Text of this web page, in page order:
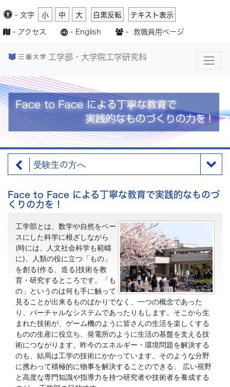
- 文字 小 中 大 白黒反転 テキスト表示
- アクセス - English - 教職員用ページ
工学部・大学院工学研究科
受験生の方へ
Face to Face による丁寧な教育で実践的なものづ
くりの力を！
工学部とは、数学や自然をベー
スにした科学に根ざしながら
(時には、人文社会科学も範疇
に)、人類の役に立つ「もの」
を創る(作る、造る)技術を教
育・研究するところです。「も
の」というのは何も手に触って
見ることが出来るものばかりでなく、一つの概念であった
り、バーチャルなシステムであったりもします。そこから生
まれた技術が、ゲーム機のように皆さんの生活を楽しくする
ものの生産に役立ち、発電所のように生活の基盤を支える技
術につながります。昨今のエネルギー・環境問題を解決する
のも、結局は工学の技術にかかっています。そのような分野
に携わって積極的に物事を解決することのできる、 広い視野
と高度な専門知識や指導力を持つ研究者や技術者を養成する